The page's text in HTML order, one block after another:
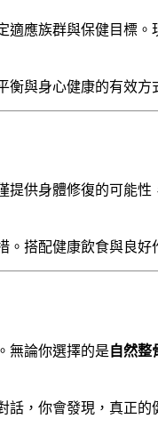
應族群與保健目標
與身心健康的有效方
供身體修復的可能
搭配健康飲食與良
無論你選擇的是 自然整
，你會發現，真正的